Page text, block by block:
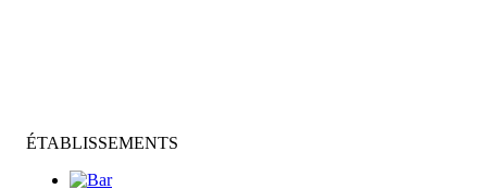
ÉTABLISSEMENTS